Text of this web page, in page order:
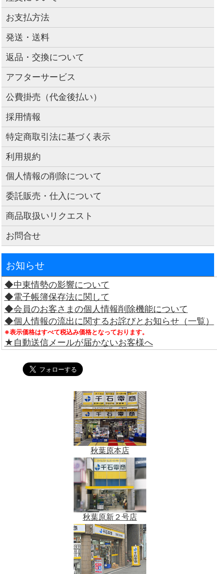
お支払方法
発送・送料
返品・交換について
アフターサービス
公費掛売（代金後払い）
採用情報
特定商取引法に基づく表示
利用規約
個人情報の削除について
委託販売・仕入について
商品取扱いリクエスト
お問合せ
お知らせ
◆中東情勢の影響について
◆電子帳簿保存法に関して
◆会員のお客さまの個人情報削除機能について
◆個人情報の流出に関するお詫びとお知らせ（一覧）
※表示価格はすべて税込み価格となっております。
★自動送信メールが届かないお客様へ
秋葉原本店
秋葉原新２号店